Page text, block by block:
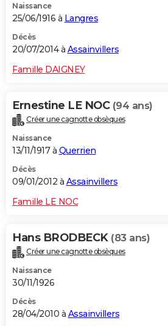
COPAINS D'AVANT
S'inscrire
Se connecter
Lycées
Collèges
Primaires
Universités
Entreprises
Service militaire
Avis de recherche
AVIS DE DÉCÈS
Naissance
25/06/1916 à Langres
Décès
20/07/2014 à Assainvillers
Famille DAIGNEY
Ernestine LE NOC (94 ans)
Créer une cagnotte obsèques
Naissance
13/11/1917 à Querrien
Décès
09/01/2012 à Assainvillers
Famille LE NOC
Hans BRODBECK (83 ans)
Créer une cagnotte obsèques
Naissance
30/11/1926
Décès
28/04/2010 à Assainvillers